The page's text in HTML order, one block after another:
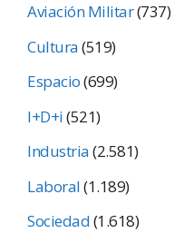
Aviación Militar(737)
Cultura(519)
Espacio(699)
I+D+i(521)
Industria(2.581)
Laboral(1.189)
Sociedad(1.618)